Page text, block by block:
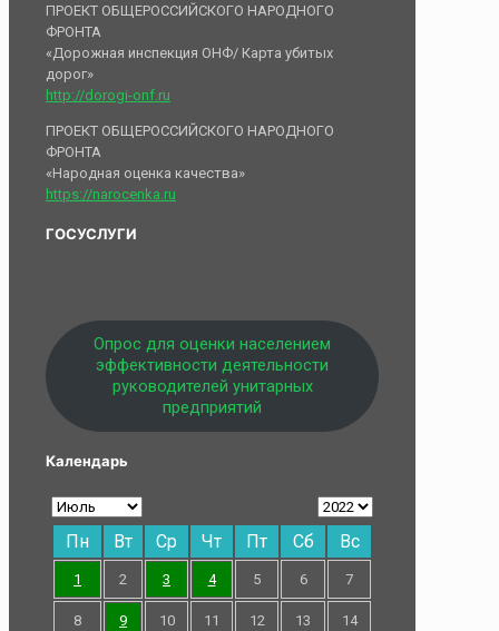
ПРОЕКТ ОБЩЕРОССИЙСКОГО НАРОДНОГО
ФРОНТА
«Дорожная инспекция ОНФ/ Карта убитых
дорог»
http://dorogi-onf.ru
ПРОЕКТ ОБЩЕРОССИЙСКОГО НАРОДНОГО
ФРОНТА
«Народная оценка качества»
https://narocenka.ru
ГОСУСЛУГИ
Опрос для оценки населением
эффективности деятельности
руководителей унитарных
предприятий
Календарь
Пн Вт Ср Чт Пт Сб Вс
1 2 3 4 5 6 7
8 9 10 11 12 13 14